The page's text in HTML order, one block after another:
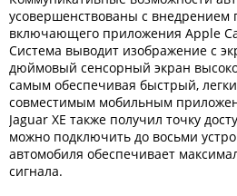
усовершенствованы с внедрением
включающего приложения Apple
Система выводит изображение с
дюймовый сенсорный экран
самым обеспечивая быстрый,
совместимым мобильным
Jaguar XE также получил точку
можно подключить до восьми
автомобиля обеспечивает
сигнала.